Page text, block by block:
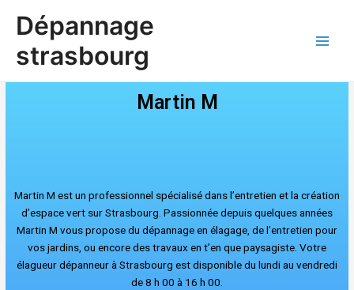
Dépannage
strasbourg
Martin M
Martin M est un professionnel spécialisé dans l’entretien et la création
d’espace vert sur Strasbourg. Passionnée depuis quelques années
Martin M vous propose du dépannage en élagage, de l’entretien pour
vos jardins, ou encore des travaux en t’en que paysagiste. Votre
élagueur dépanneur à Strasbourg est disponible du lundi au vendredi
de 8 h 00 à 16 h 00.